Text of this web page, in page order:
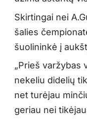
Skirtingai nei
šalies
šuolininkė į
„Prieš varžybas
nekeliu didelių
net turėjau
geriau nei